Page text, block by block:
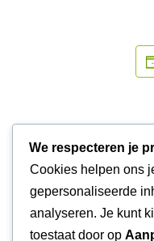
We respecteren je
Cookies helpen ons
gepersonaliseerde
analyseren. Je kunt
toestaat door op